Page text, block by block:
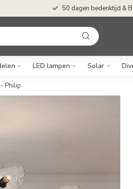
50 dagen bedenktijd &
LED lampen Solar
Philip